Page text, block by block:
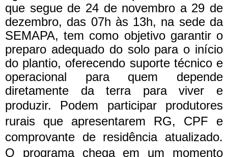
que segue de 24 de novembro a 29 de
dezembro, das 07h às 13h, na sede da
SEMAPA, tem como objetivo garantir o
preparo adequado do solo para o início
do plantio, oferecendo suporte técnico e
operacional para quem depende
diretamente da terra para viver e
produzir. Podem participar produtores
rurais que apresentarem RG, CPF e
comprovante de residência atualizado.
O programa chega em um momento